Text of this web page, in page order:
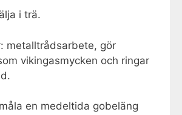
i trä.
: metalltrådsarbete, gör
vikingasmycken och ringar
en medeltida gobeläng